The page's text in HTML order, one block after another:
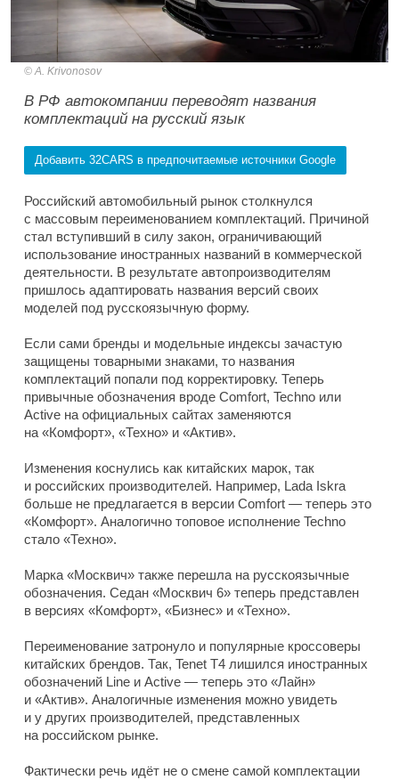
A. Krivonosov
В РФ автокомпании переводят названия
комплектаций на русский язык
Добавить 32CARS в предпочитаемые источники Google
Российский автомобильный рынок столкнулся
с массовым переименованием комплектаций. Причиной
стал вступивший в силу закон, ограничивающий
использование иностранных названий в коммерческой
деятельности. В результате автопроизводителям
пришлось адаптировать названия версий своих
моделей под русскоязычную форму.
Если сами бренды и модельные индексы зачастую
защищены товарными знаками, то названия
комплектаций попали под корректировку. Теперь
привычные обозначения вроде Comfort, Techno или
Active на официальных сайтах заменяются
на «Комфорт», «Техно» и «Актив».
Изменения коснулись как китайских марок, так
и российских производителей. Например, Lada Iskra
больше не предлагается в версии Comfort — теперь это
«Комфорт». Аналогично топовое исполнение Techno
стало «Техно».
Марка «Москвич» также перешла на русскоязычные
обозначения. Седан «Москвич 6» теперь представлен
в версиях «Комфорт», «Бизнес» и «Техно».
Переименование затронуло и популярные кроссоверы
китайских брендов. Так, Tenet T4 лишился иностранных
обозначений Line и Active — теперь это «Лайн»
и «Актив». Аналогичные изменения можно увидеть
и у других производителей, представленных
на российском рынке.
Фактически речь идёт не о смене самой комплектации